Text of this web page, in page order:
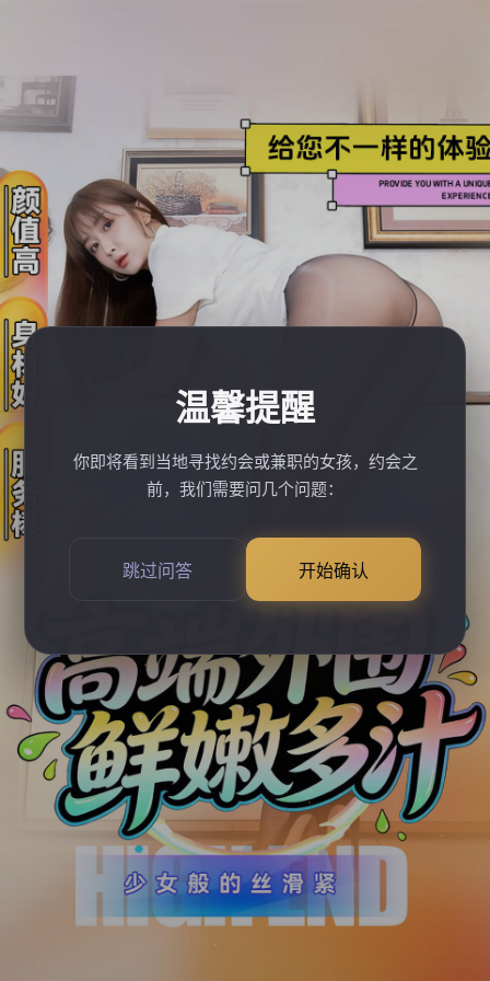
温馨提醒
你即将看到当地寻找约会或兼职的女孩，约会之
前，我们需要问几个问题：
跳过问答 开始确认